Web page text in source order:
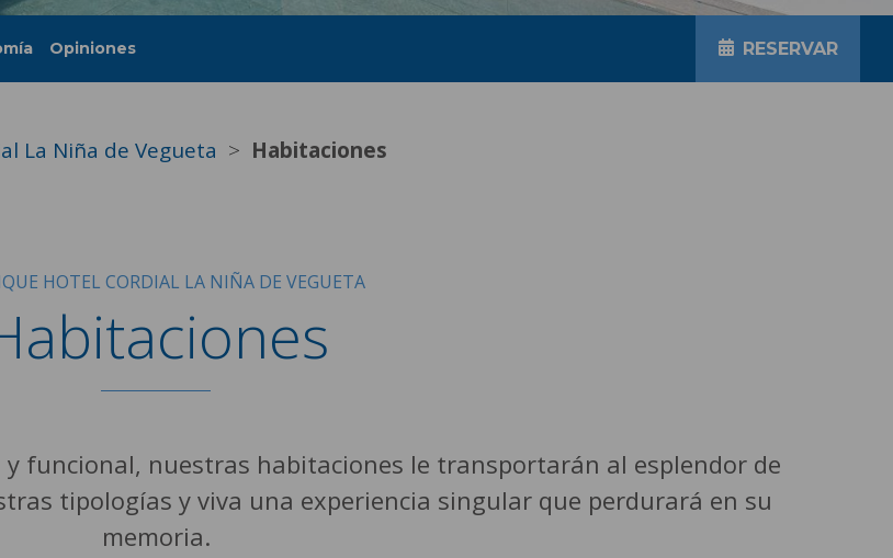
Opiniones RESERVAR
La Niña de Vegueta Habitaciones
HOTEL CORDIAL LA NIÑA DE VEGUETA
funcional, nuestras habitaciones le transportarán al esplendor de
tipologías y viva una experiencia singular que perdurará en su
memoria.